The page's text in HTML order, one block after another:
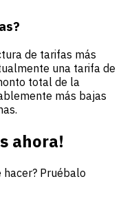
de tarifas más
una tarifa de
total de la
más bajas
ahora!
hacer? Pruébalo